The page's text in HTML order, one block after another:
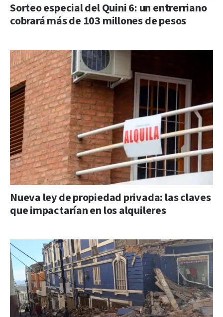
Sorteo especial del Quini 6: un entrerriano
cobrará más de 103 millones de pesos
Nueva ley de propiedad privada: las claves
que impactarían en los alquileres